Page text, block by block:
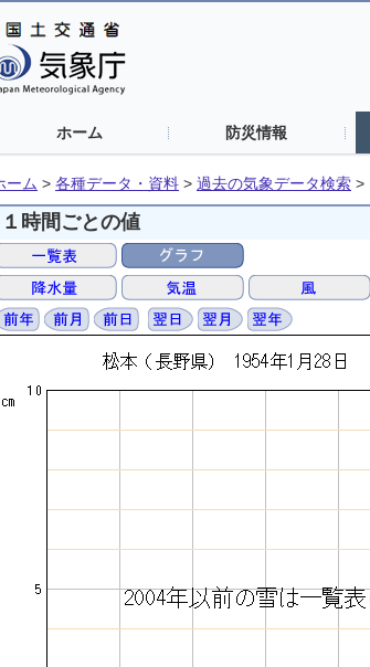
ホーム 防災情報
ーム > 各種データ・資料 > 過去の気象データ検索 >
１時間ごとの値